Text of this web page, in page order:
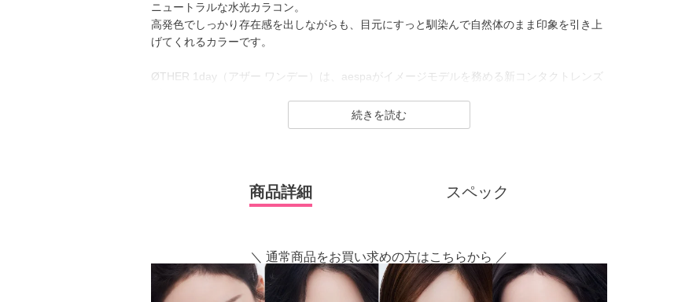
ニュートラルな水光カラコン。
高発色でしっかり存在感を出しながらも、目元にすっと馴染んで自然体のまま印象を引き上
げてくれるカラーです。
ØTHER 1day（アザー ワンデー）は、aespaがイメージモデルを務める新コンタクトレンズ
「誰かじゃなくて、誰でもない私になる。」がコンセプトで、自分らしさを大切にしたい方
にぴったりのブランドです。
商品詳細 スペック
＼ 通常商品をお買い求めの方はこちらから ／